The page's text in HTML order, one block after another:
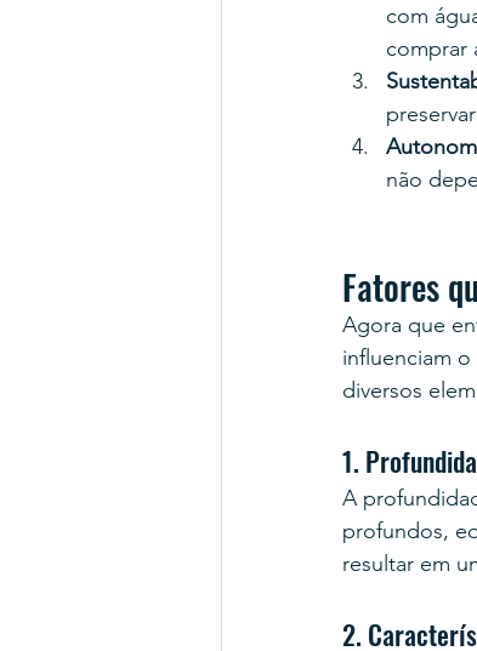
com
comprar
não
Fatores
Agora que
influenciam
diversos
1.
A
profundos,
resultar em
2.